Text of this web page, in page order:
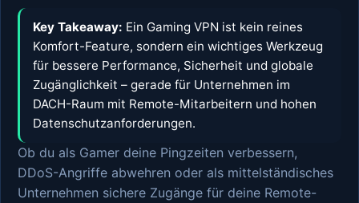
Key Takeaway: Ein Gaming VPN ist kein reines
Komfort-Feature, sondern ein wichtiges Werkzeug
für bessere Performance, Sicherheit und globale
Zugänglichkeit – gerade für Unternehmen im
DACH-Raum mit Remote-Mitarbeitern und hohen
Datenschutzanforderungen.
Ob du als Gamer deine Pingzeiten verbessern,
DDoS-Angriffe abwehren oder als mittelständisches
Unternehmen sichere Zugänge für deine Remote-